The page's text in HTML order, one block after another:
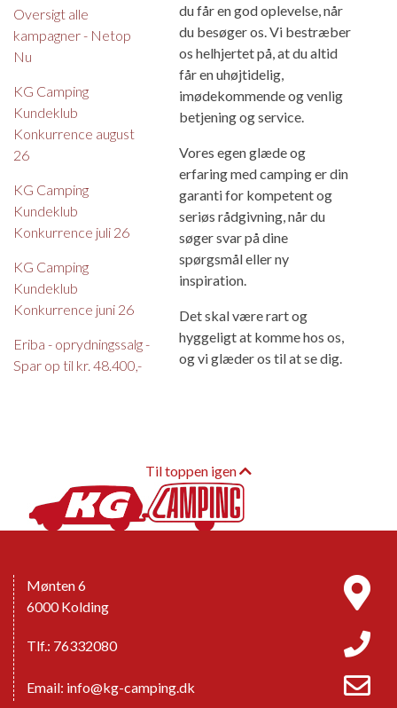
Oversigt alle
kampagner - Netop
Nu
KG Camping
Kundeklub
Konkurrence august
26
KG Camping
Kundeklub
Konkurrence juli 26
KG Camping
Kundeklub
Konkurrence juni 26
Eriba - oprydningssalg -
Spar op til kr. 48.400,-
du får en god oplevelse, når
du besøger os. Vi bestræber
os helhjertet på, at du altid
får en uhøjtidelig,
imødekommende og venlig
betjening og service.
Vores egen glæde og
erfaring med camping er din
garanti for kompetent og
seriøs rådgivning, når du
søger svar på dine
spørgsmål eller ny
inspiration.
Det skal være rart og
hyggeligt at komme hos os,
og vi glæder os til at se dig.
Til toppen igen
Mønten 6
6000 Kolding
Tlf.: 76332080
Email: info@kg-camping.dk